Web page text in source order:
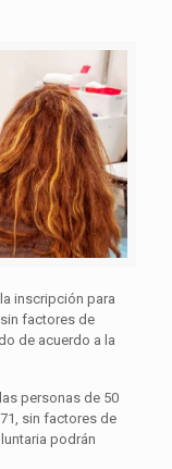
inscripción para
factores de
de acuerdo a la
personas de 50
sin factores de
podrán